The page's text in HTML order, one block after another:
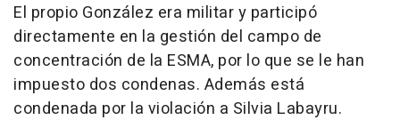
El propio González era militar y participó
directamente en la gestión del campo de
concentración de la ESMA, por lo que se le han
impuesto dos condenas. Además está
condenada por la violación a Silvia Labayru.